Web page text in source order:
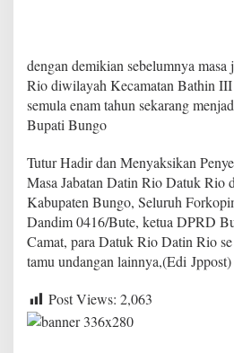
w
i
l
h
K
a
m
a
a
dengan demikian sebelumnya
Rio diwilayah Kecamatan Bathin
semula enam tahun sekarang
Bupati Bungo
Tutur Hadir dan Menyaksikan
Masa Jabatan Datin Rio Datuk Rio
Kabupaten Bungo, Seluruh
Dandim 0416/Bute, ketua DPRD
Camat, para Datuk Rio Datin Rio
tamu undangan lainnya,(Edi Jppost)
Post Views: 2,063